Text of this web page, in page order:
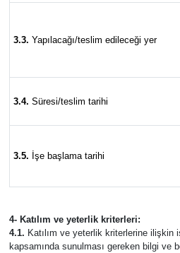
3.3. Yapılacağı/teslim edileceği yer
3.4. Süresi/teslim tarihi
3.5. İşe başlama tarihi
4- Katılım ve yeterlik kriterleri:
4.1. Katılım ve yeterlik kriterlerine ilişkin
kapsamında sunulması gereken bilgi ve